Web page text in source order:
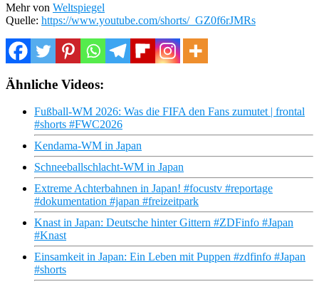
Mehr von Weltspiegel
Quelle: https://www.youtube.com/shorts/_GZ0f6rJMRs
Ähnliche Videos:
Fußball-WM 2026: Was die FIFA den Fans zumutet | frontal
#shorts #FWC2026
Kendama-WM in Japan
Schneeballschlacht-WM in Japan
Extreme Achterbahnen in Japan! #focustv #reportage
#dokumentation #japan #freizeitpark
Knast in Japan: Deutsche hinter Gittern #ZDFinfo #Japan
#Knast
Einsamkeit in Japan: Ein Leben mit Puppen #zdfinfo #Japan
#shorts